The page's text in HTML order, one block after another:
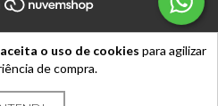
o uso de cookies para agilizar
de compra.